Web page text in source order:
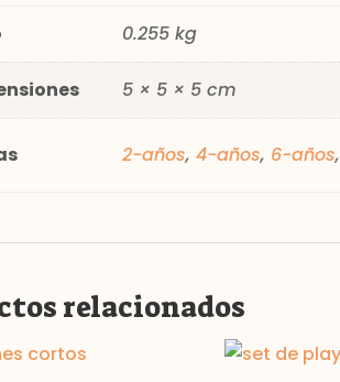
0.255 kg
5 × 5 × 5 cm
2-años, 4-años, 6-años,
relacionados